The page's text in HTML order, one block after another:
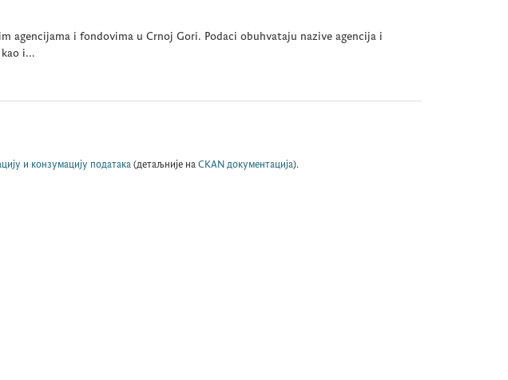
agencijama i fondovima u Crnoj Gori. Podaci obuhvataju nazive agencija i
i...
и конзумацију података (детаљније на CKAN документација).